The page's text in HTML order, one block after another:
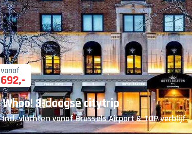
vanaf
692,-
Whoo! 3-daagse citytrip
Incl. vluchten vanaf Brussels Airport & TOP verblijf